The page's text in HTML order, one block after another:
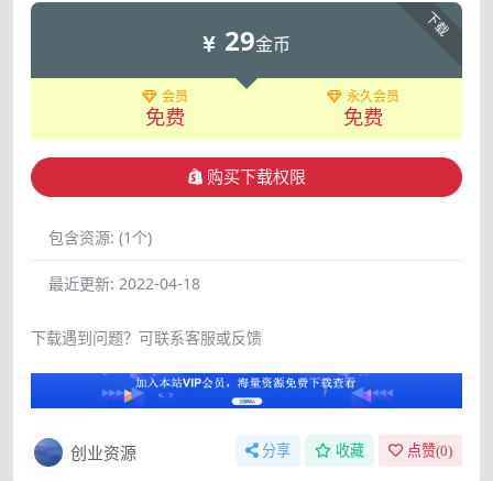
下载
29金币
会员
免费
永久会员
免费
购买下载权限
包含资源: (1个)
最近更新: 2022-04-18
下载遇到问题？可联系客服或反馈
创业资源 分享 收藏 点赞(0)